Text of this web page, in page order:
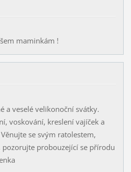
maminkám !
a veselé velikonoční svátky.
voskování, kreslení vajíček a
se svým ratolestem,
pozorujte probouzející se přírodu